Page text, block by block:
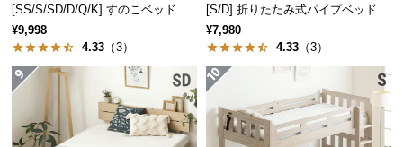
ー
ト
お
ら
[SS/S/SD/D/Q/K] すのこベッド
¥9,998
4.33 （3）
[S/D] 折りたたみ式パイプベッド
¥7,980
4.33 （3）